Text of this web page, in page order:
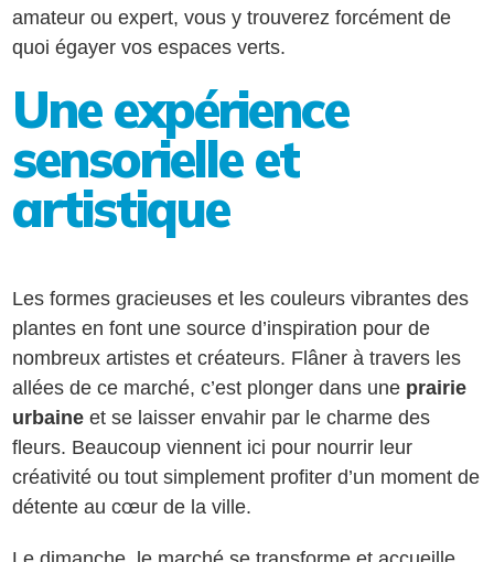
amateur ou expert, vous y trouverez forcément de
quoi égayer vos espaces verts.
Une expérience
sensorielle et
artistique
Les formes gracieuses et les couleurs vibrantes des
plantes en font une source d’inspiration pour de
nombreux artistes et créateurs. Flâner à travers les
allées de ce marché, c’est plonger dans une prairie
urbaine et se laisser envahir par le charme des
fleurs. Beaucoup viennent ici pour nourrir leur
créativité ou tout simplement profiter d’un moment de
détente au cœur de la ville.